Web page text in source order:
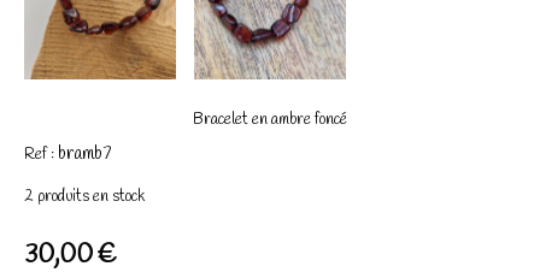
Bracelet en ambre foncé
Ref : bramb7
30,00€
2 produits en stock